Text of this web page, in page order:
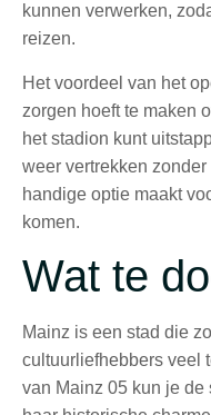
kunnen verwerken,
reizen.
Het voordeel van het
zorgen hoeft te maken
het stadion kunt
weer vertrekken
handige optie maakt
komen.
Wat te
Mainz is een stad die
cultuurliefhebbers veel
van Mainz 05 kun je de